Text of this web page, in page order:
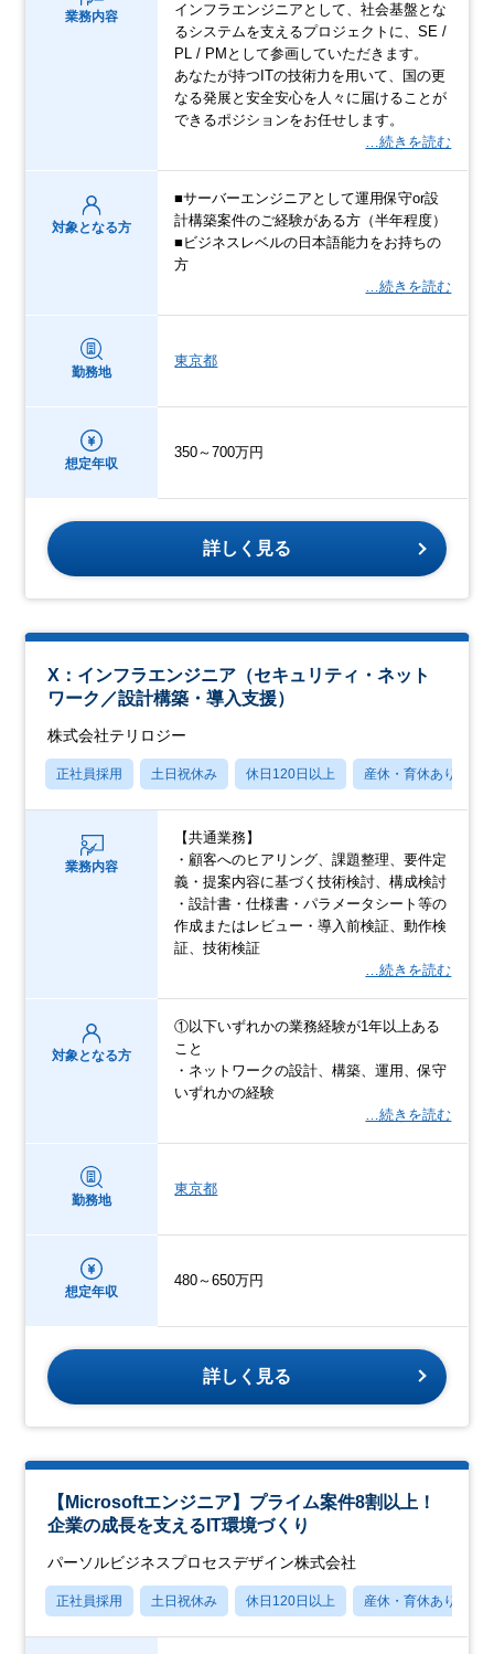
業務内容
インフラエンジニアとして、社会基盤とな
るシステムを支えるプロジェクトに、SE /
PL / PMとして参画していただきます。
あなたが持つITの技術力を用いて、国の更
なる発展と安全安心を人々に届けることが
できるポジションをお任せします。
…続きを読む
対象となる方
■サーバーエンジニアとして運用保守or設
計構築案件のご経験がある方（半年程度）
■ビジネスレベルの日本語能力をお持ちの
方
…続きを読む
勤務地
東京都
想定年収
350～700万円
詳しく見る
X：インフラエンジニア（セキュリティ・ネット
ワーク／設計構築・導入支援）
株式会社テリロジー
正社員採用 土日祝休み 休日120日以上 産休・育休あり
業務内容
【共通業務】
・顧客へのヒアリング、課題整理、要件定
義・提案内容に基づく技術検討、構成検討
・設計書・仕様書・パラメータシート等の
作成またはレビュー・導入前検証、動作検
証、技術検証
…続きを読む
対象となる方
①以下いずれかの業務経験が1年以上ある
こと
・ネットワークの設計、構築、運用、保守
いずれかの経験
…続きを読む
勤務地
東京都
想定年収
480～650万円
詳しく見る
【Microsoftエンジニア】プライム案件8割以上！
企業の成長を支えるIT環境づくり
パーソルビジネスプロセスデザイン株式会社
正社員採用 土日祝休み 休日120日以上 産休・育休あり